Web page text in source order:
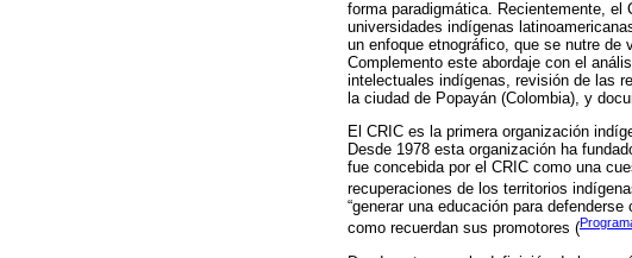
forma paradigmática. Recientemente, el
universidades indígenas
un enfoque etnográfico, que se nutre de
Complemento este abordaje con el
intelectuales indígenas, revisión de las
la ciudad de Popayán (Colombia), y
El CRIC es la primera organización
Desde 1978 esta organización ha
fue concebida por el CRIC como una
recuperaciones de los territorios
“generar una educación para
como recuerdan sus promotores (